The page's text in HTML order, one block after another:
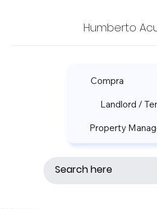
Humberto
Compra
Landlord /
Property